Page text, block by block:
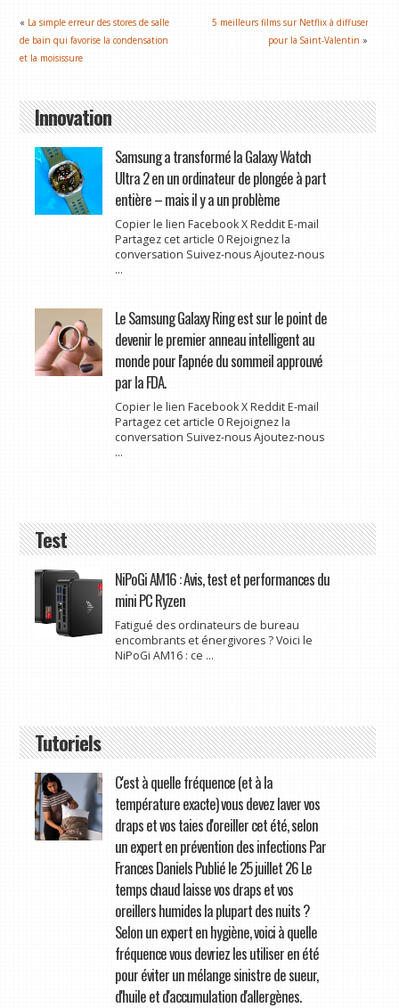
« La simple erreur des stores de salle
de bain qui favorise la condensation
et la moisissure
5 meilleurs films sur Netflix à diffuser
pour la Saint-Valentin »
Innovation
Samsung a transformé la Galaxy Watch
Ultra 2 en un ordinateur de plongée à part
entière – mais il y a un problème
Copier le lien Facebook X Reddit E-mail
Partagez cet article 0 Rejoignez la
conversation Suivez-nous Ajoutez-nous
...
Le Samsung Galaxy Ring est sur le point de
devenir le premier anneau intelligent au
monde pour l'apnée du sommeil approuvé
par la FDA.
Copier le lien Facebook X Reddit E-mail
Partagez cet article 0 Rejoignez la
conversation Suivez-nous Ajoutez-nous
...
Test
NiPoGi AM16 : Avis, test et performances du
mini PC Ryzen
Fatigué des ordinateurs de bureau
encombrants et énergivores ? Voici le
NiPoGi AM16 : ce ...
Tutoriels
C'est à quelle fréquence (et à la
température exacte) vous devez laver vos
draps et vos taies d'oreiller cet été, selon
un expert en prévention des infections Par
Frances Daniels Publié le 25 juillet 26 Le
temps chaud laisse vos draps et vos
oreillers humides la plupart des nuits ?
Selon un expert en hygiène, voici à quelle
fréquence vous devriez les utiliser en été
pour éviter un mélange sinistre de sueur,
d'huile et d'accumulation d'allergènes.